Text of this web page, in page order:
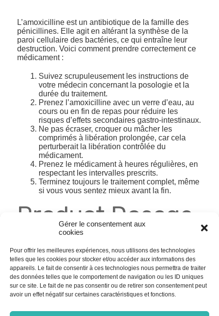
Gérer le consentement aux
cookies
Pour offrir les meilleures expériences, nous utilisons des technologies
telles que les cookies pour stocker et/ou accéder aux informations des
appareils. Le fait de consentir à ces technologies nous permettra de traiter
des données telles que le comportement de navigation ou les ID uniques
sur ce site. Le fait de ne pas consentir ou de retirer son consentement peut
avoir un effet négatif sur certaines caractéristiques et fonctions.
L’amoxicilline est un antibiotique de la famille des
pénicillines. Elle agit en altérant la synthèse de la
paroi cellulaire des bactéries, ce qui entraîne leur
destruction. Voici comment prendre correctement ce
médicament :
Suivez scrupuleusement les instructions de
votre médecin concernant la posologie et la
durée du traitement.
Prenez l’amoxicilline avec un verre d’eau, au
cours ou en fin de repas pour réduire les
risques d’effets secondaires gastro-intestinaux.
Ne pas écraser, croquer ou mâcher les
comprimés à libération prolongée, car cela
perturberait la libération contrôlée du
médicament.
Prenez le médicament à heures régulières, en
respectant les intervalles prescrits.
Terminez toujours le traitement complet, même
si vous vous sentez mieux avant la fin.
Product Dosage
La posologie de l’amoxicilline varie en fonction de
l’infection à traiter, de l’âge du patient et de la
sévérité de l’infection. Voici quelques exemples de
posologies courantes :
adulte
enfant